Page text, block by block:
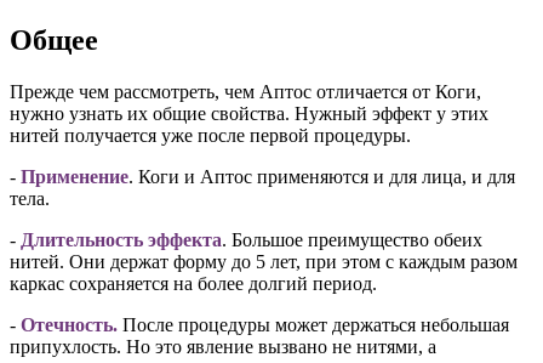
Общее
Прежде чем рассмотреть, чем Аптос отличается от Коги,
нужно узнать их общие свойства. Нужный эффект у этих
нитей получается уже после первой процедуры.
- Применение. Коги и Аптос применяются и для лица, и для
тела.
- Длительность эффекта. Большое преимущество обеих
нитей. Они держат форму до 5 лет, при этом с каждым разом
каркас сохраняется на более долгий период.
- Отечность. После процедуры может держаться небольшая
припухлость. Но это явление вызвано не нитями, а